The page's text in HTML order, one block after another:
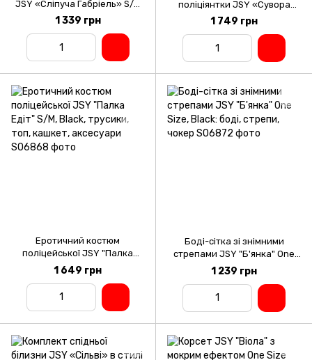
JSY «Сліпуча Габріель» S/M
Black: сукня, стрінги,
головний убір
1 339 грн
поліціянтки JSY «Сувора
Деніз» One Size, Black, топ,
спідниця, рукавички, кашкет
1 749 грн
Еротичний костюм
поліцейської JSY "Палка
Едіт" S/M, Black, трусики, топ,
кашкет, аксесуари
1 649 грн
Боді-сітка зі знімними
стрепами JSY "Б'янка" One
Size, Black: боді, стрепи,
чокер
1 239 грн